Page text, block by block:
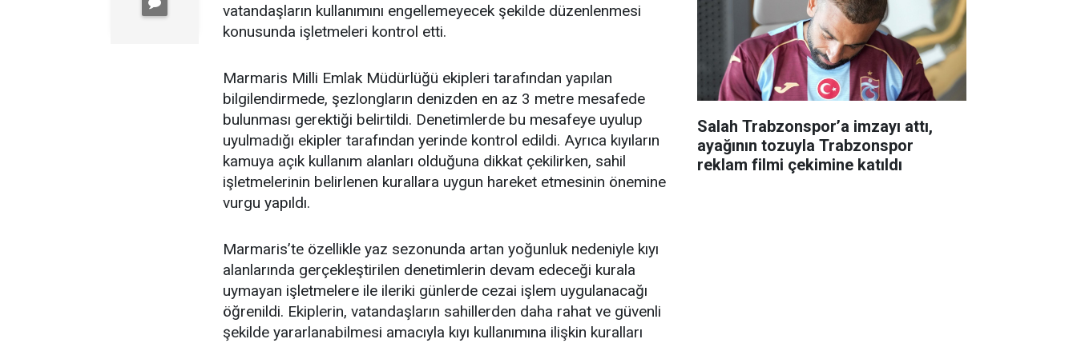
vatandaşların kullanımını engellemeyecek şekilde düzenlenmesi
konusunda işletmeleri kontrol etti.
Marmaris Milli Emlak Müdürlüğü ekipleri tarafından yapılan
bilgilendirmede, şezlongların denizden en az 3 metre mesafede
bulunması gerektiği belirtildi. Denetimlerde bu mesafeye uyulup
uyulmadığı ekipler tarafından yerinde kontrol edildi. Ayrıca kıyıların
kamuya açık kullanım alanları olduğuna dikkat çekilirken, sahil
işletmelerinin belirlenen kurallara uygun hareket etmesinin önemine
vurgu yapıldı.
Marmaris’te özellikle yaz sezonunda artan yoğunluk nedeniyle kıyı
alanlarında gerçekleştirilen denetimlerin devam edeceği kurala
uymayan işletmelere ile ileriki günlerde cezai işlem uygulanacağı
öğrenildi. Ekiplerin, vatandaşların sahillerden daha rahat ve güvenli
şekilde yararlanabilmesi amacıyla kıyı kullanımına ilişkin kuralları
Salah Trabzonspor’a imzayı attı,
ayağının tozuyla Trabzonspor
reklam filmi çekimine katıldı